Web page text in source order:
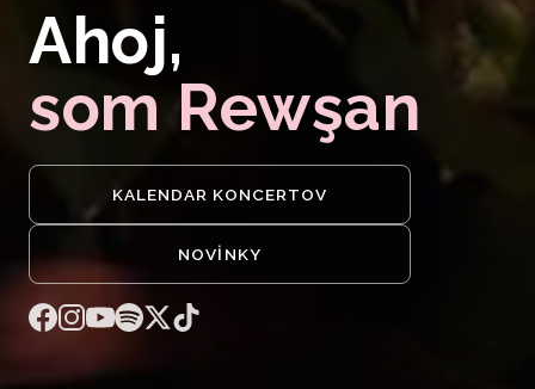
Ahoj,
som Rewşan
KALENDAR KONCERTOV
NOVINKY